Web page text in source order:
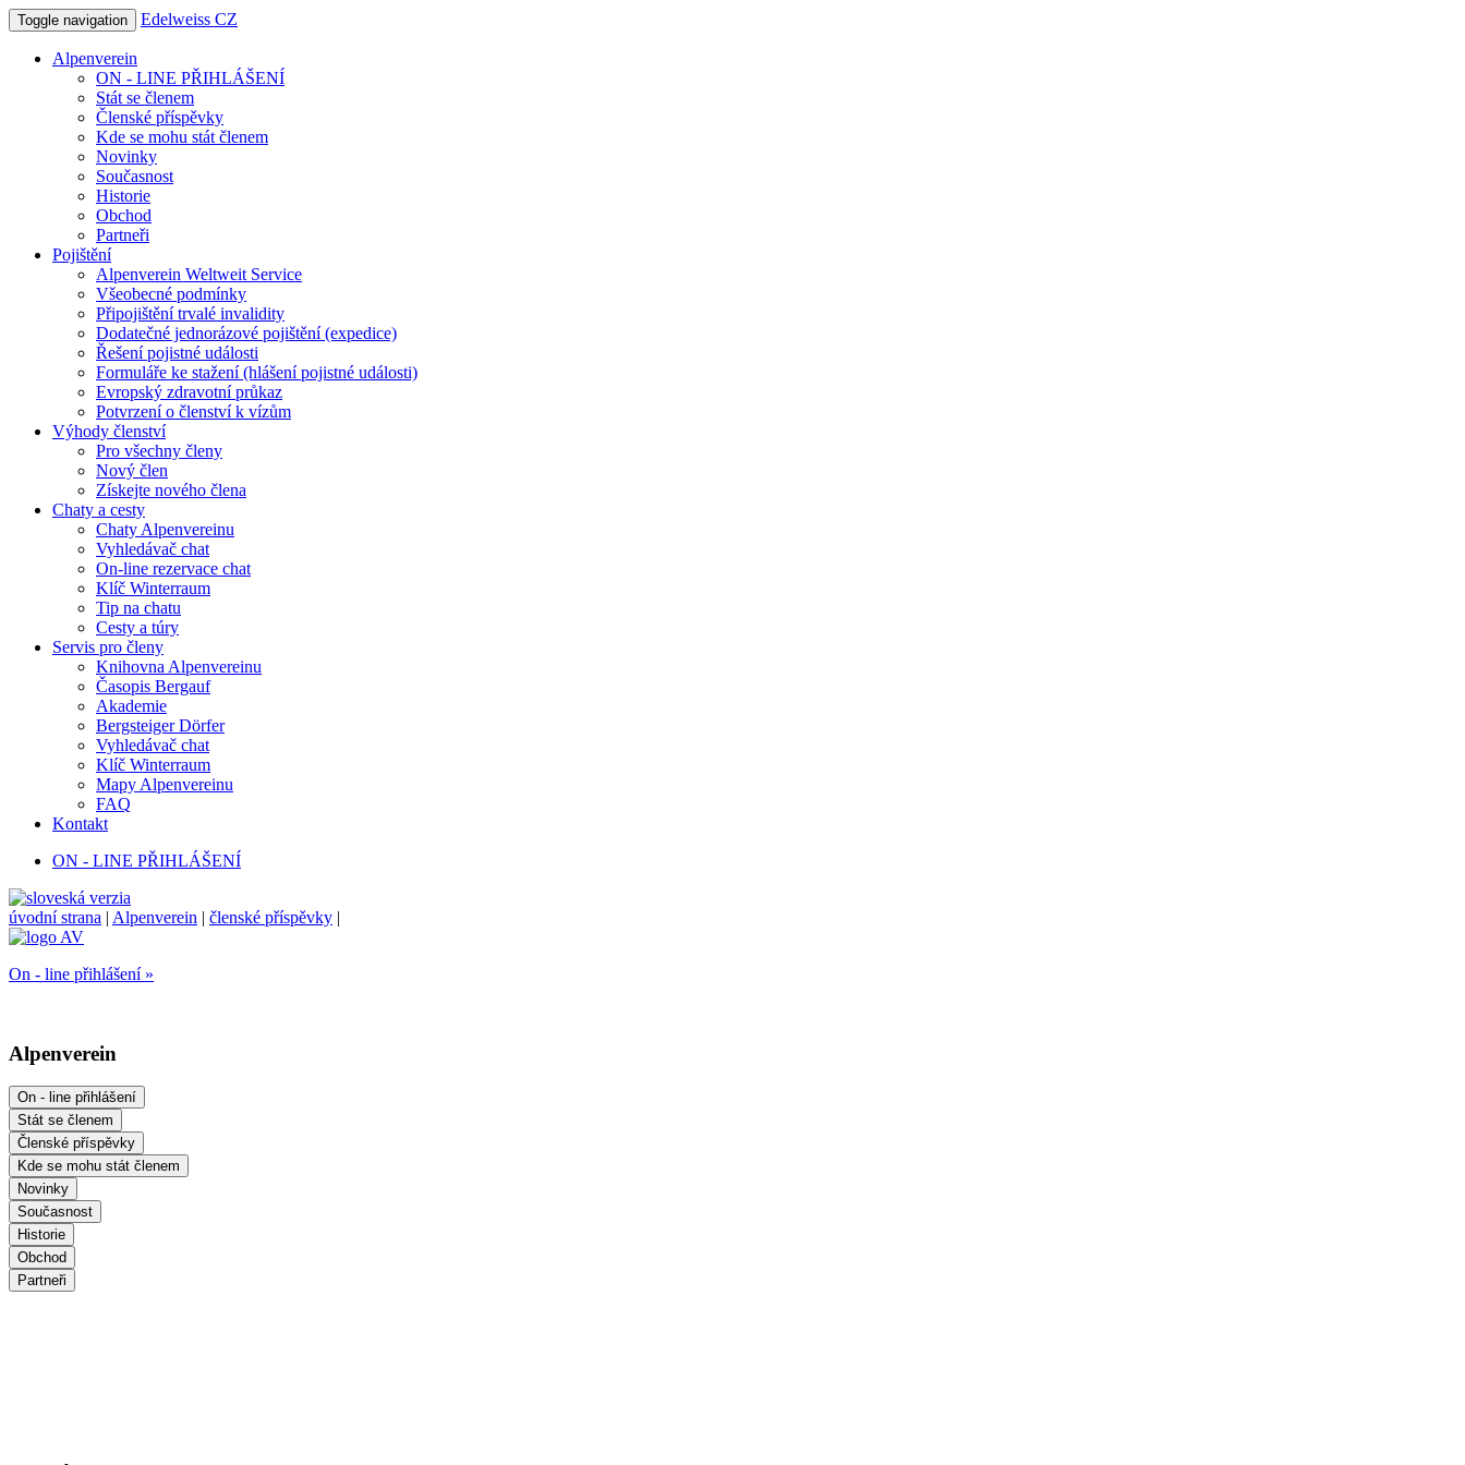
Toggle navigation Edelweiss CZ
Alpenverein
ON - LINE PŘIHLÁŠENÍ
Stát se členem
Členské příspěvky
Kde se mohu stát členem
Novinky
Současnost
Historie
Obchod
Partneři
Pojištění
Alpenverein Weltweit Service
Všeobecné podmínky
Připojištění trvalé invalidity
Dodatečné jednorázové pojištění (expedice)
Řešení pojistné události
Formuláře ke stažení (hlášení pojistné události)
Evropský zdravotní průkaz
Potvrzení o členství k vízům
Výhody členství
Pro všechny členy
Nový člen
Získejte nového člena
Chaty a cesty
Chaty Alpenvereinu
Vyhledávač chat
On-line rezervace chat
Klíč Winterraum
Tip na chatu
Cesty a túry
Servis pro členy
Knihovna Alpenvereinu
Časopis Bergauf
Akademie
Bergsteiger Dörfer
Vyhledávač chat
Klíč Winterraum
Mapy Alpenvereinu
FAQ
Kontakt
ON - LINE PŘIHLÁŠENÍ
úvodní strana | Alpenverein | členské příspěvky |
On - line přihlášení »
Alpenverein
On - line přihlášení
Stát se členem
Členské příspěvky
Kde se mohu stát členem
Novinky
Současnost
Historie
Obchod
Partneři